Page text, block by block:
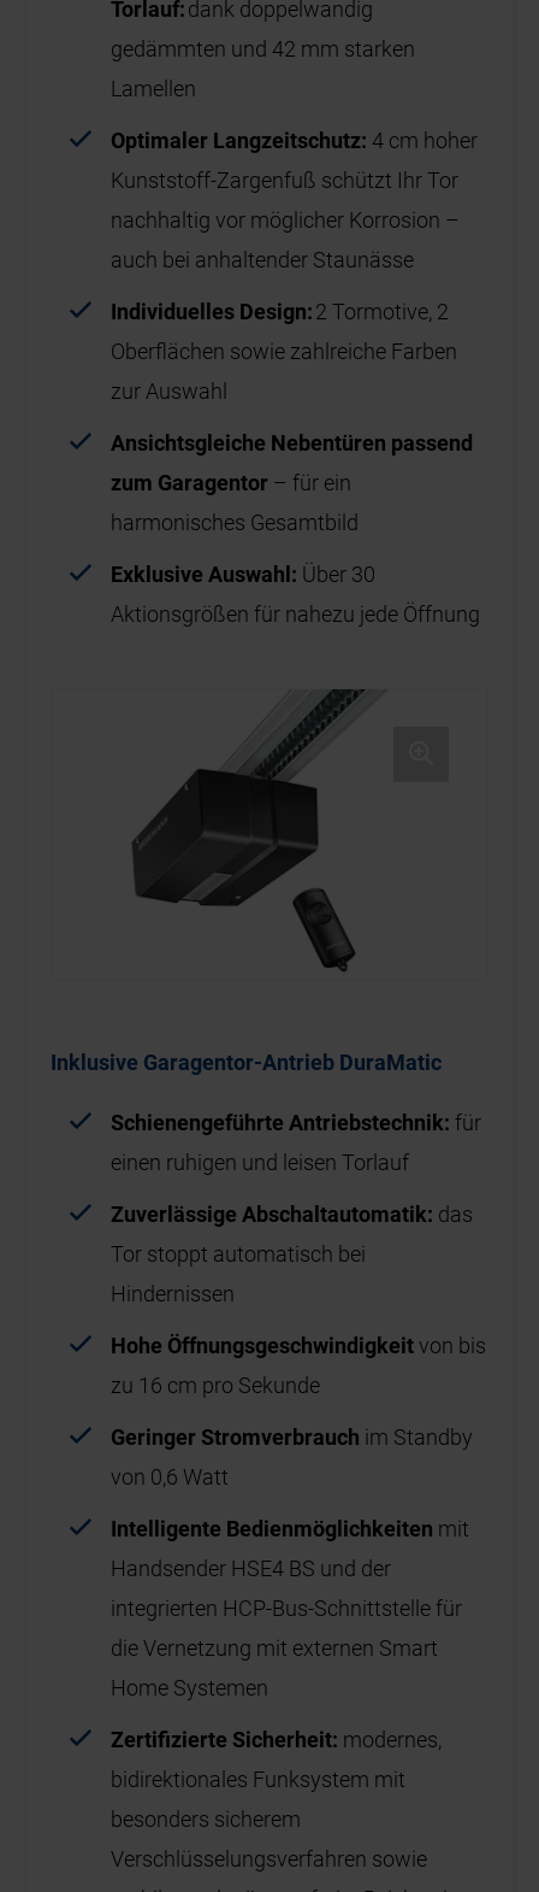
Torlauf:dank doppelwandig
gedämmten und 42 mm starken
Lamellen
Optimaler Langzeitschutz:4 cm hoher
Kunststoff-Zargenfuß schützt Ihr Tor
nachhaltig vor möglicher Korrosion –
auch bei anhaltender Staunässe
Individuelles Design:2 Tormotive, 2
Oberflächen sowie zahlreiche Farben
zur Auswahl
Ansichtsgleiche Nebentüren passend
zum Garagentor – für ein
harmonisches Gesamtbild
Exklusive Auswahl: Über 30
Aktionsgrößen für nahezu jede Öffnung
Inklusive Garagentor-Antrieb DuraMatic
Schienengeführte Antriebstechnik: für
einen ruhigen und leisen Torlauf
Zuverlässige Abschaltautomatik: das
Tor stoppt automatisch bei
Hindernissen
Hohe Öffnungsgeschwindigkeitvon bis
zu 16 cm pro Sekunde
Geringer Stromverbrauch im Standby
von 0,6 Watt
Intelligente Bedienmöglichkeiten mit
Handsender HSE4 BS und der
integrierten HCP-Bus-Schnittstelle für
die Vernetzung mit externen Smart
Home Systemen
Zertifizierte Sicherheit: modernes,
bidirektionales Funksystem mit
besonders sicherem
Verschlüsselungsverfahren sowie